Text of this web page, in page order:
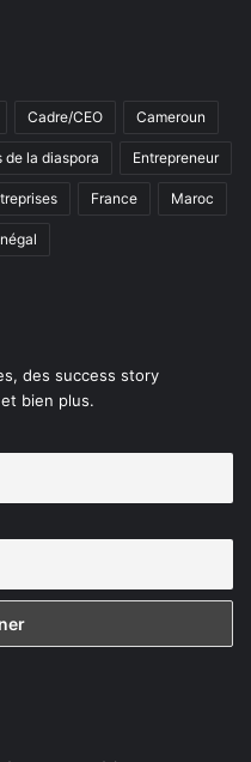
Cadre/CEO Cameroun
de la diaspora Entrepreneur
France Maroc
des success story
bien plus.